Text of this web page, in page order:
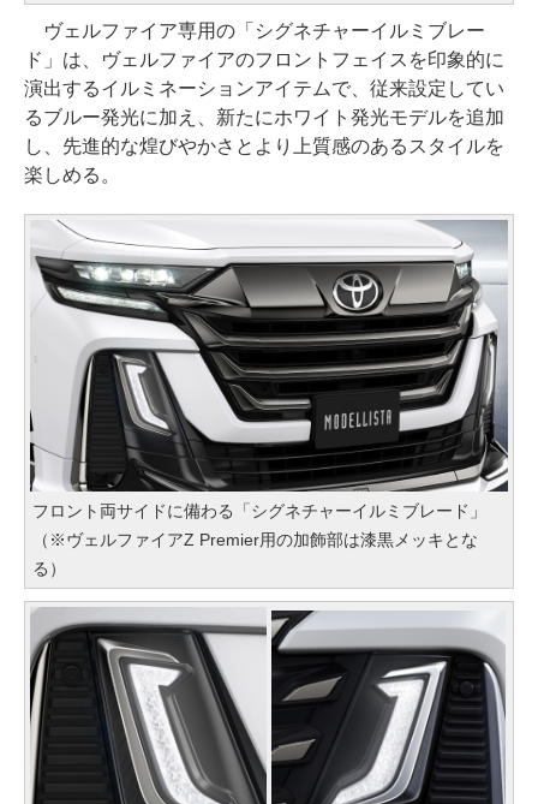
ヴェルファイア専用の「シグネチャーイルミブレー
ド」は、ヴェルファイアのフロントフェイスを印象的に
演出するイルミネーションアイテムで、従来設定してい
るブルー発光に加え、新たにホワイト発光モデルを追加
し、先進的な煌びやかさとより上質感のあるスタイルを
楽しめる。
フロント両サイドに備わる「シグネチャーイルミブレード」
（※ヴェルファイアZ Premier用の加飾部は漆黒メッキとな
る）